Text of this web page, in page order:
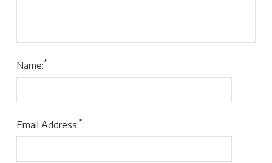
Name:*
Email Address:*